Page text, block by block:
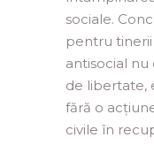
sociale.
pentru
antisocial nu
de libertate,
fără o
civile în